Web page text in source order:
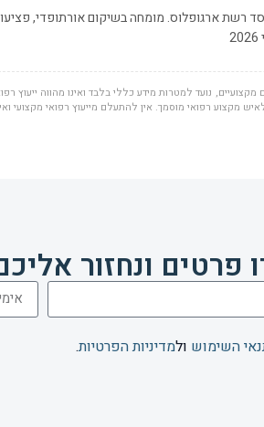
רשת ארגופלוס. מומחה בשיקום אורתופדי,
נועד למטרות מידע כללי בלבד ואינו מהווה ייעוץ
מקצוע רפואי מוסמך. אין להתעלם מייעוץ רפואי מקצועי
פרטים ונחזור
השימוש ולמדיניות הפרטיות.